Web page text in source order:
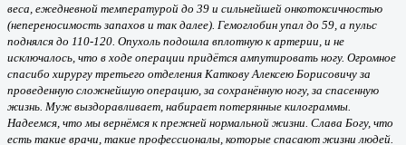
веса, ежедневной температурой до 39 и сильнейшей онкотоксичностью
(непереносимость запахов и так далее). Гемоглобин упал до 59, а пульс
поднялся до 110-120. Опухоль подошла вплотную к артерии, и не
исключалось, что в ходе операции придётся ампутировать ногу. Огромное
спасибо хирургу третьего отделения Каткову Алексею Борисовичу за
проведенную сложнейшую операцию, за сохранённую ногу, за спасенную
жизнь. Муж выздоравливает, набирает потерянные килограммы.
Надеемся, что мы вернёмся к прежней нормальной жизни. Слава Богу, что
есть такие врачи, такие профессионалы, которые спасают жизни людей.